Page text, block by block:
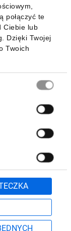
połączyć te
Ciebie lub
Dzięki Twojej
Twoich
600